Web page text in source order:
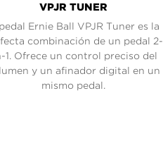
VPJR TUNER
Ernie Ball VPJR Tuner es la
combinación de un pedal 2-
1. Ofrece un control preciso del
y un afinador digital en un
mismo pedal.